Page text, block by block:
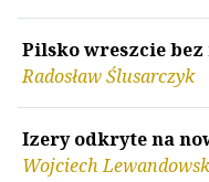
Pilsko wreszcie
Radosław Ślusarczyk
Izery odkryte na
Wojciech